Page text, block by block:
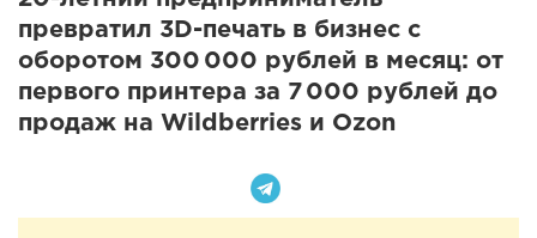
превратил 3D-печать в бизнес с
оборотом 300 000 рублей в месяц: от
первого принтера за 7 000 рублей до
продаж на Wildberries и Ozon